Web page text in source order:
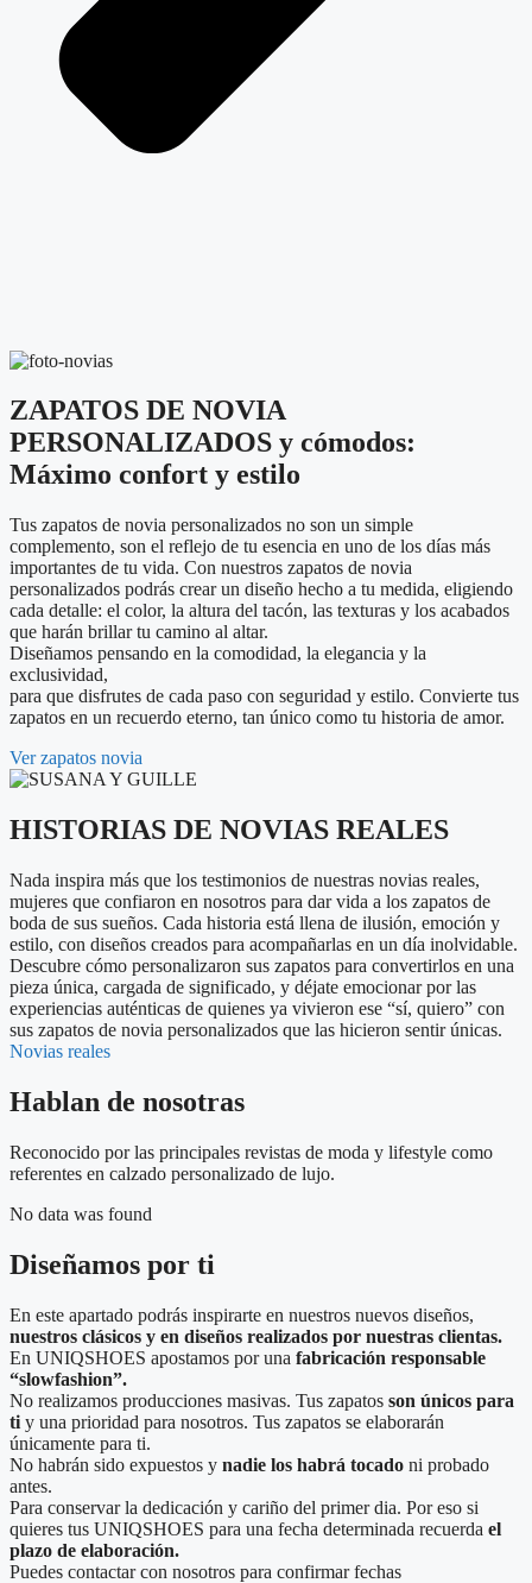
ZAPATOS DE NOVIA
PERSONALIZADOS y cómodos:
Máximo confort y estilo
Tus zapatos de novia personalizados no son un simple
complemento, son el reflejo de tu esencia en uno de los días más
importantes de tu vida. Con nuestros zapatos de novia
personalizados podrás crear un diseño hecho a tu medida, eligiendo
cada detalle: el color, la altura del tacón, las texturas y los acabados
que harán brillar tu camino al altar.
Diseñamos pensando en la comodidad, la elegancia y la
exclusividad,
para que disfrutes de cada paso con seguridad y estilo. Convierte tus
zapatos en un recuerdo eterno, tan único como tu historia de amor.
Ver zapatos novia
HISTORIAS DE NOVIAS REALES
Nada inspira más que los testimonios de nuestras novias reales,
mujeres que confiaron en nosotros para dar vida a los zapatos de
boda de sus sueños. Cada historia está llena de ilusión, emoción y
estilo, con diseños creados para acompañarlas en un día inolvidable.
Descubre cómo personalizaron sus zapatos para convertirlos en una
pieza única, cargada de significado, y déjate emocionar por las
experiencias auténticas de quienes ya vivieron ese “sí, quiero” con
sus zapatos de novia personalizados que las hicieron sentir únicas.
Novias reales
Hablan de nosotras
Reconocido por las principales revistas de moda y lifestyle como
referentes en calzado personalizado de lujo.
No data was found
Diseñamos por ti
En este apartado podrás inspirarte en nuestros nuevos diseños,
nuestros clásicos y en diseños realizados por nuestras clientas.
En UNIQSHOES apostamos por una fabricación responsable
“slowfashion”.
No realizamos producciones masivas. Tus zapatos son únicos para
ti y una prioridad para nosotros. Tus zapatos se elaborarán
únicamente para ti.
No habrán sido expuestos y nadie los habrá tocado ni probado
antes.
Para conservar la dedicación y cariño del primer dia. Por eso si
quieres tus UNIQSHOES para una fecha determinada recuerda el
plazo de elaboración.
Puedes contactar con nosotros para confirmar fechas